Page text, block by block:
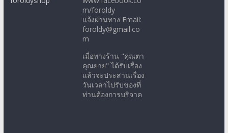
m/foroldy
แจ้งผ่านทาง Email:
foroldy@gmail.co
m
เมื่อทางร้าน "คุณตา
คุณยาย" ได้รับเรื่อง
แล้วจะประสานเรื่อง
วันเวลาไปรับของที่
ท่านต้องการบริจาค